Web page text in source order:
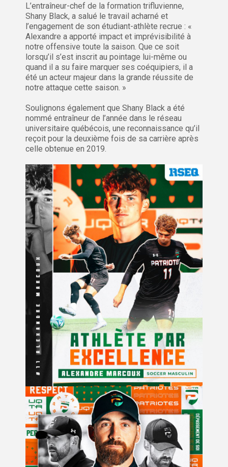
L’entraîneur-chef de la formation trifluvienne,
Shany Black, a salué le travail acharné et
l’engagement de son étudiant-athlète recrue : «
Alexandre a apporté impact et imprévisibilité à
notre offensive toute la saison. Que ce soit
lorsqu’il s’est inscrit au pointage lui-même ou
quand il a su faire marquer ses coéquipiers, il a
été un acteur majeur dans la grande réussite de
notre attaque cette saison. »
Soulignons également que Shany Black a été
nommé entraîneur de l’année dans le réseau
universitaire québécois, une reconnaissance qu’il
reçoit pour la deuxième fois de sa carrière après
celle obtenue en 2019.